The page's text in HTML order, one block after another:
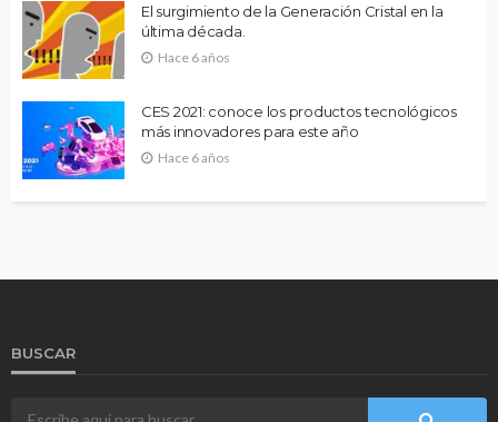
El surgimiento de la Generación Cristal en la
última década.
Hace 6 años
CES 2021: conoce los productos tecnológicos
más innovadores para este año
Hace 6 años
BUSCAR